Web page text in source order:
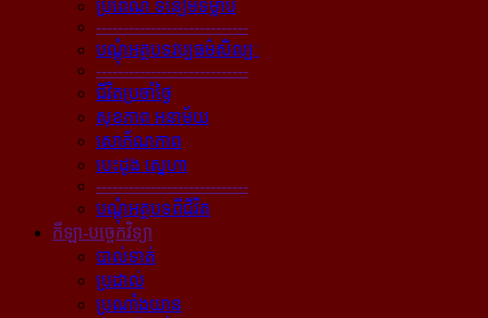
ប្រពៃណី ទំនៀមទម្លាប់
----------------------------
បណ្ដុំអត្ថបទវប្បធម៌សិល្បៈ
----------------------------
ជីវិតប្រចាំថ្ងៃ
សុខភាព អនាម័យ
សោភ័ណភាព
បេះដូង ស្នេហា
----------------------------
បណ្ដុំអត្ថបទពីជីវិត
កីឡា-បច្ចេកវិទ្យា
បាល់ទាត់
ប្រដាល់
ប្រណាំងយាន